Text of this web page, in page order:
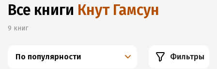
Все книги Кнут Гамсун
9 книг
По популярности Фильтры